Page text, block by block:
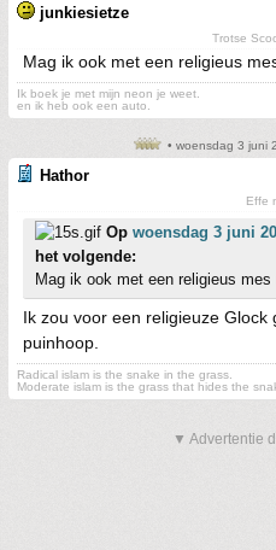
junkiesietze
Trotse
Mag ik ook met een religieus
Ik boek je met mijn neon je weet.
en ik heb ook een auto.
• woensdag 3 juni
Hathor
Effe
Op woensdag 3 juni
het volgende:
Mag ik ook met een religieus mes
Ik zou voor een religieuze Glock
puinhoop.
Radical islam is the snake in the grass.
Moderate islam is the grass that hides the
▼ Advertentie